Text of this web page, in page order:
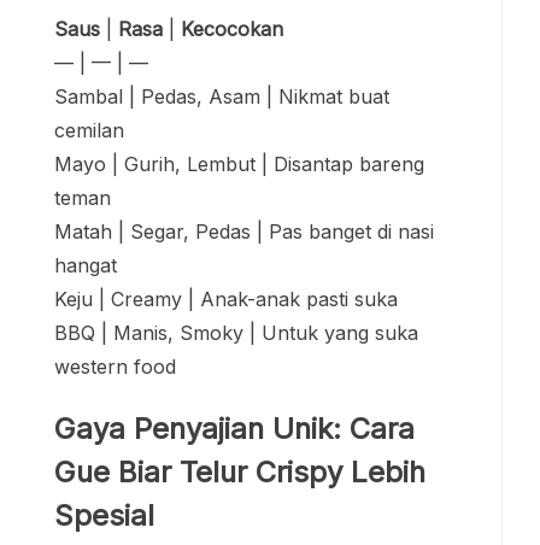
Saus Rasa
Kecocokan
— | — | —
Sambal | Pedas, Asam | Nikmat buat
cemilan
Mayo | Gurih, Lembut | Disantap bareng
teman
Matah | Segar, Pedas | Pas banget di nasi
hangat
Keju | Creamy | Anak-anak pasti suka
BBQ | Manis, Smoky | Untuk yang suka
western food
Gaya Penyajian Unik: Cara
Gue Biar Telur Crispy Lebih
Spesial